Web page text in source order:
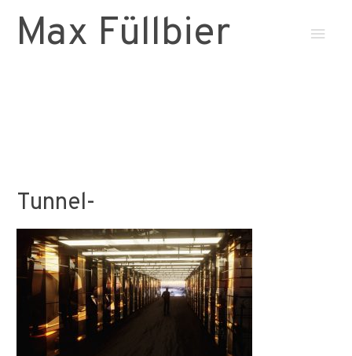
Max Füllbier
Tunnel-